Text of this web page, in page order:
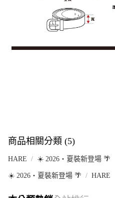
商品相關分類 (5)
HARE ☀️ 2026・夏裝新登場 🌴
☀️ 2026・夏裝新登場 🌴 HARE